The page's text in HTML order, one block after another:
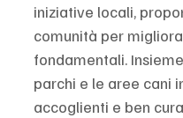
iniziative locali,
comunità per
fondamentali.
parchi e le aree cani
accoglienti e ben